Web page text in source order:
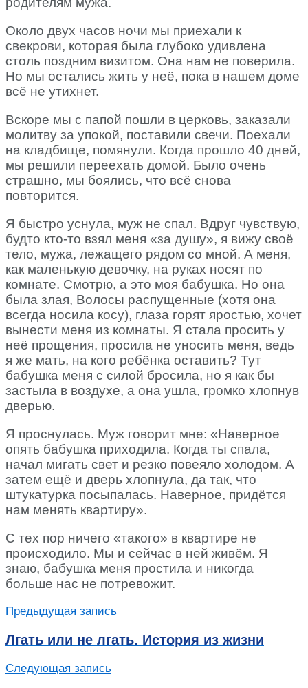
Около двух часов ночи мы приехали к
свекрови, которая была глубоко удивлена
столь поздним визитом. Она нам не поверила.
Но мы остались жить у неё, пока в нашем доме
всё не утихнет.
Вскоре мы с папой пошли в церковь, заказали
молитву за упокой, поставили свечи. Поехали
на кладбище, помянули. Когда прошло 40 дней,
мы решили переехать домой. Было очень
страшно, мы боялись, что всё снова
повторится.
Я быстро уснула, муж не спал. Вдруг чувствую,
будто кто-то взял меня «за душу», я вижу своё
тело, мужа, лежащего рядом со мной. А меня,
как маленькую девочку, на руках носят по
комнате. Смотрю, а это моя бабушка. Но она
была злая, Волосы распущенные (хотя она
всегда носила косу), глаза горят яростью, хочет
вынести меня из комнаты. Я стала просить у
неё прощения, просила не уносить меня, ведь
я же мать, на кого ребёнка оставить? Тут
бабушка меня с силой бросила, но я как бы
застыла в воздухе, а она ушла, громко хлопнув
дверью.
Я проснулась. Муж говорит мне: «Наверное
опять бабушка приходила. Когда ты спала,
начал мигать свет и резко повеяло холодом. А
затем ещё и дверь хлопнула, да так, что
штукатурка посыпалась. Наверное, придётся
нам менять квартиру».
С тех пор ничего «такого» в квартире не
происходило. Мы и сейчас в ней живём. Я
знаю, бабушка меня простила и никогда
больше нас не потревожит.
Предыдущая запись
Лгать или не лгать. История из жизни
Следующая запись